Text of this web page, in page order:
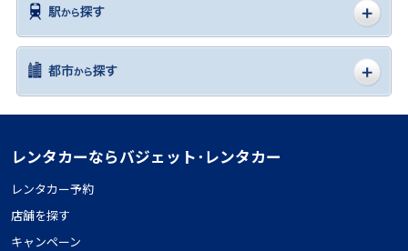
レンタカーならバジェット･レンタカー
レンタカー予約
店舗を探す
キャンペーン